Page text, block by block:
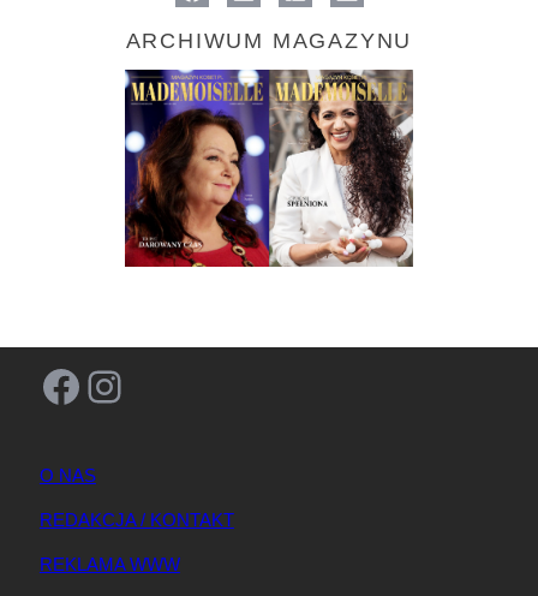
ARCHIWUM MAGAZYNU
Facebook Instagram
O NAS
REDAKCJA / KONTAKT
REKLAMA WWW